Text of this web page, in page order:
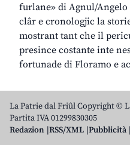
furlane» di Agnul/
clâr e cronologjic la
mostrant tant che il
presince costante inte
fortunade di Floramo e
La Patrie dal Friûl Copyright ©
Partita IVA 01299830305
Redazion RSS/XML Pubblicità